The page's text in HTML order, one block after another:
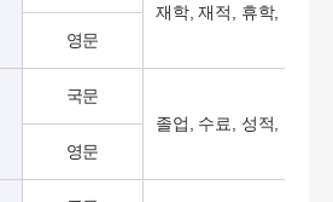
재학, 재적, 휴학, 졸업(
영문
국문
졸업, 수료, 성적, 학적
영문